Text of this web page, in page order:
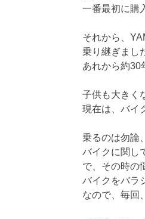
一番最初に購
それから、
乗り継ぎまし
あれから約30
子供も大きく
現在は、バイ
乗るのは勿論
バイクに関し
で、その時の
バイクをバラ
なので、毎回